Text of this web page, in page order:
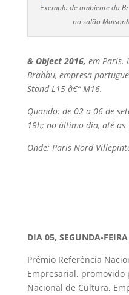
Exemplo de ambiente da
no salão
& Object 2016, em Paris.
Brabbu, empresa
Stand L15 â€“ M16.
Quando: de 02 a 06 de
19h; no último dia, até as
Onde: Paris Nord
DIA 05, SEGUNDA-FEIRA
Prêmio Referência
Empresarial, promovido
Nacional de Cultura,